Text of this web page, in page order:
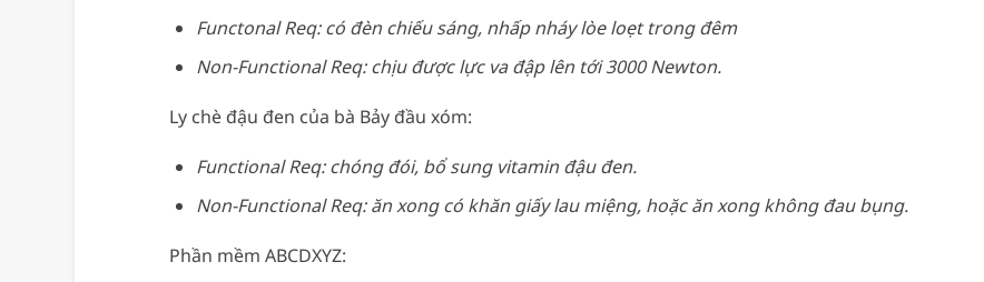
Functonal Req: có đèn chiếu sáng, nhấp nháy lòe loẹt trong đêm
Non-Functional Req: chịu được lực va đập lên tới 3000 Newton.
Ly chè đậu đen của bà Bảy đầu xóm:
Functional Req: chóng đói, bổ sung vitamin đậu đen.
Non-Functional Req: ăn xong có khăn giấy lau miệng, hoặc ăn xong không đau bụng.
Phần mềm ABCDXYZ: